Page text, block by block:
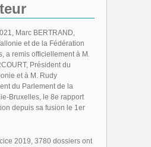
Marc BERTRAND,
et de la Fédération
a remis officiellement à M.
Président du
et à M. Rudy
du Parlement de la
Bruxelles, le 8e rapport
depuis sa fusion le 1er
2019, 3780 dossiers ont